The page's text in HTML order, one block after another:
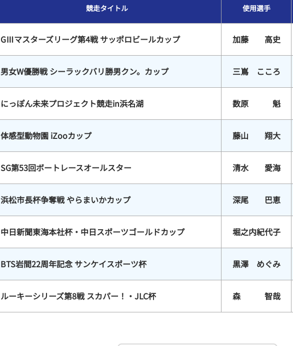
特別観覧施設ROKU浜名湖
競走タイトル 使用選手
GⅢマスターズリーグ第4戦 サッポロビールカップ 加藤 高史
男女W優勝戦 シーラックバリ勝男クン。カップ 三嶌 こころ
にっぽん未来プロジェクト競走in浜名湖 数原 魁
体感型動物園 iZooカップ 藤山 翔大
SG第53回ボートレースオールスター 清水 愛海
浜松市長杯争奪戦 やらまいかカップ 深尾 巴恵
中日新聞東海本社杯・中日スポーツゴールドカップ 堀之内紀代子
BTS岩間22周年記念 サンケイスポーツ杯 黒澤 めぐみ
ルーキーシリーズ第8戦 スカパー！・JLC杯 森 智哉